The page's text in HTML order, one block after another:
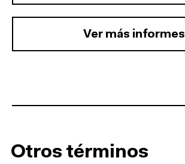
Ver más informes
Otros términos